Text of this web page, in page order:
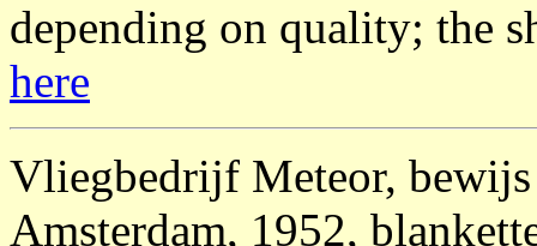
depending on quality; the
here
Vliegbedrijf Meteor,
Amsterdam, 1952,